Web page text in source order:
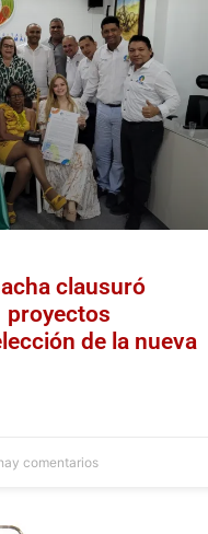
clausuró
proyectos
de la nueva
comentarios